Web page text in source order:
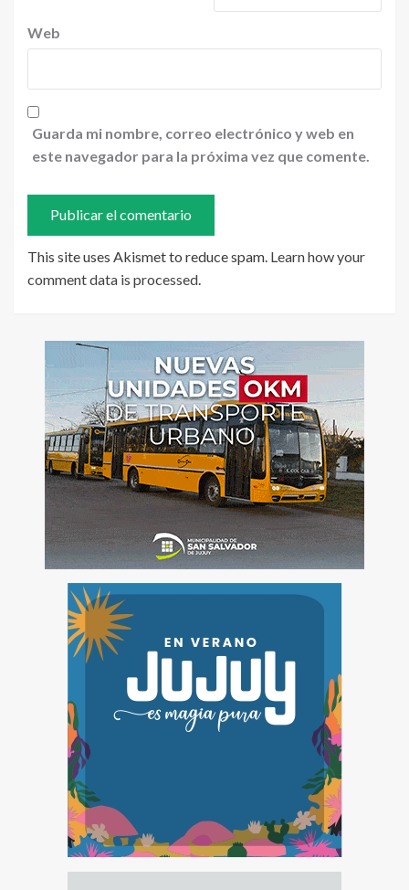
Web
Guarda mi nombre, correo electrónico y web en
este navegador para la próxima vez que comente.
This site uses Akismet to reduce spam. Learn how your
comment data is processed.